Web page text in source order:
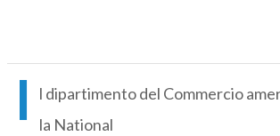
I
l dipartimento del Commercio
la National